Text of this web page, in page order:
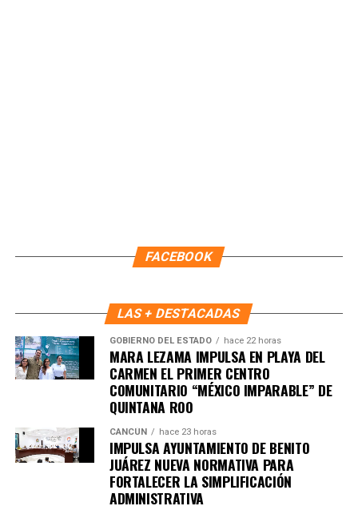
FACEBOOK
LAS + DESTACADAS
GOBIERNO DEL ESTADO hace 22 horas
MARA LEZAMA IMPULSA EN PLAYA DEL
CARMEN EL PRIMER CENTRO
COMUNITARIO “MÉXICO IMPARABLE” DE
QUINTANA ROO
CANCÚN hace 23 horas
IMPULSA AYUNTAMIENTO DE BENITO
JUÁREZ NUEVA NORMATIVA PARA
FORTALECER LA SIMPLIFICACIÓN
ADMINISTRATIVA